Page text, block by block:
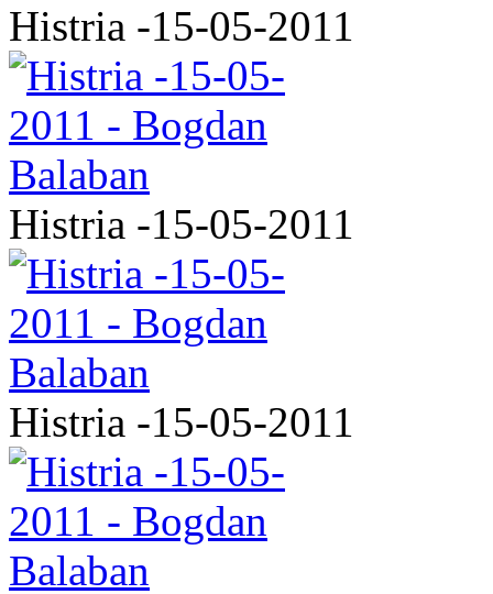
Histria -15-05-2011
Histria -15-05-2011
Histria -15-05-2011